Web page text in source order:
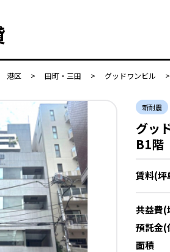
港区 > 田町・三田 > グッドワンビル >
新耐震
グッ
B1階
賃料(坪
共益費(
預託金(
面積